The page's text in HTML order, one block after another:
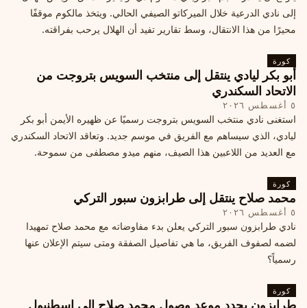
إلى نادي الدرعية خلال الميركاتو الصيفي الحالي. ويتخذ مالكوم موقفًا
محيرًا من هذا الانتقال، وسط تقارير تفيد أن الهلال يرحب بفراقته.
كورة
أبو بكر ليادي ينتقل إلى منتخب السويس بتروجت من
الاتحاد السكندري
٥ أغسطس ٢٠٢٦
استغنى نادي منتخب السويس بتروجت رسميًا عن ظهيره الأيمن أبو بكر
ليادي، الذي سيساهم مع الفريق في موسم جديد. وتعاقد الاتحاد السكندري
مع العديد من اللاعبين هذا الصيف، منهم ميدو مصطفى من سموحة.
كورة
محمد صلاح ينتقل إلى طرابزون سبور التركي
٥ أغسطس ٢٠٢٦
نادي طرابزون سبور التركي يعلن بدء مفاوضاته مع محمد صلاح تمهيدا
لضمه لصفوف الفريق، ما هي تفاصيل الصفقة ومتى سيتم الإعلان عنها
رسمياً؟
كورة
طرابزون يحدد موعد وصول محمد صلاح إلى إسطنبول